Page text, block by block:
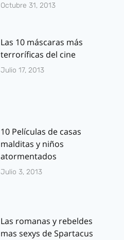
Octubre 31, 2013
Las 10 máscaras más
terroríficas del cine
Julio 17, 2013
10 Películas de casas
malditas y niños
atormentados
Julio 3, 2013
Las romanas y rebeldes
mas sexys de Spartacus